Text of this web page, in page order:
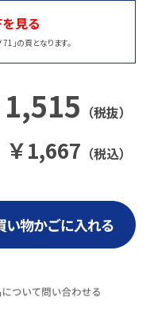
見る
」の頁となります。
1,515 （税抜）
￥1,667 （税込）